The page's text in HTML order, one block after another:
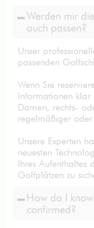
Werden mir
auch passen?
Unser
passenden
Wenn Sie
Informationen
Damen, rechts-
regelmäßiger
Unsere Experten
neuesten
Ihres Aufenthaltes
Golfplätzen zu
How do I
confirmed?